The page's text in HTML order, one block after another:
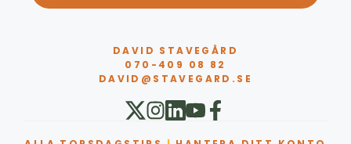
DAVID STAVEGÅRD
070-409 08 82
DAVID@STAVEGARD.SE